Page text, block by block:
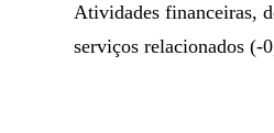
Atividades financeiras,
serviços relacionados (-